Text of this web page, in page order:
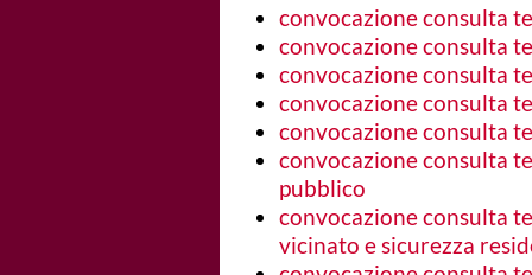
convocazione consulta
convocazione consulta
convocazione consulta
convocazione consulta
convocazione consulta
convocazione consulta
pubblico
convocazione consulta
vicinato e sicurezza